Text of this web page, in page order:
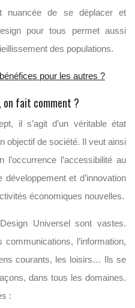
nuancée de se déplacer et
pour tous permet aussi
des populations.
pour les autres ?
on fait comment ?
il s’agit d’un véritable état
objectif de société. Il veut ainsi
l’occurrence l’accessibilité au
et d’innovation
économiques nouvelles.
Universel sont vastes.
l’information,
courants, les loisirs… Ils se
dans tous les domaines.
: